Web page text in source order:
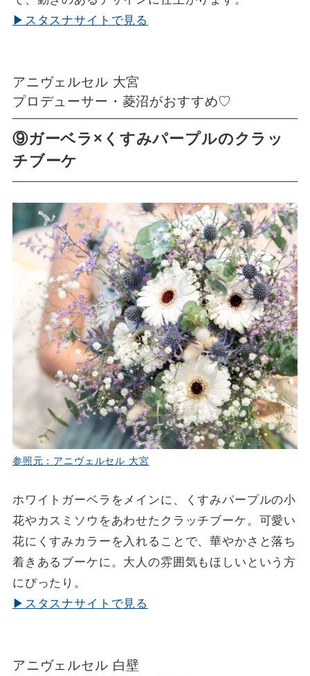
▶スタスナサイトで見る
アニヴェルセル 大宮
プロデューサー・菱沼がおすすめ♡
⑨ガーベラ×くすみパープルのクラッ
チブーケ
参照元：アニヴェルセル 大宮
ホワイトガーベラをメインに、くすみパープルの小
花やカスミソウをあわせたクラッチブーケ。可愛い
花にくすみカラーを入れることで、華やかさと落ち
着きあるブーケに。大人の雰囲気もほしいという方
にぴったり。
▶スタスナサイトで見る
アニヴェルセル 白壁